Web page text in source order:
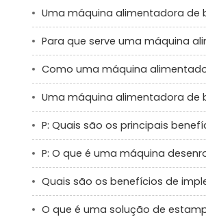
Uma máquina alimentadora de
Para que serve uma máquina
Como uma máquina
Uma máquina alimentadora de
P: Quais são os principais
P: O que é uma máquina
Quais são os benefícios de
O que é uma solução de